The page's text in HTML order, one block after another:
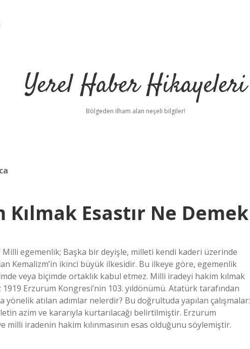
Yerel Haber Hikayeleri
Bölgeden ilham alan neşeli bilgiler!
Esastır Ne Demek
Milli egemenlik; Başka bir deyişle, milleti kendi kaderi üzerinde
Kemalizm’in ikinci büyük ilkesidir. Bu ilkeye göre, egemenlik
veya biçimde ortaklık kabul etmez. Milli iradeyi hakim kılmak
Erzurum Kongresi’nin 103. yıldönümü. Atatürk tarafından
atılan adımlar nelerdir? Bu doğrultuda yapılan çalışmalar:
azim ve kararıyla kurtarılacağı belirtilmiştir. Erzurum
milli iradenin hakim kılınmasının esas olduğunu söylemiştir.